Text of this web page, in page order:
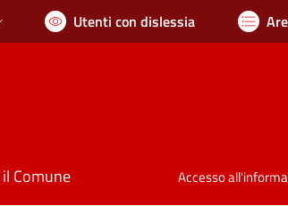
attiva: Utenti con dislessia
Comune Accesso